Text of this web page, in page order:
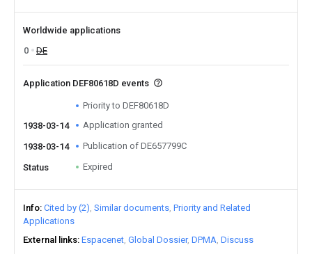
Worldwide applications
0
DE
Application DEF80618D events
Priority to DEF80618D
1938-03-14
Application granted
1938-03-14 Publication of DE657799C
Status Expired
Info Cited by (2) Similar documents Priority and Related
Applications
External links Espacenet Global Dossier DPMA Discuss